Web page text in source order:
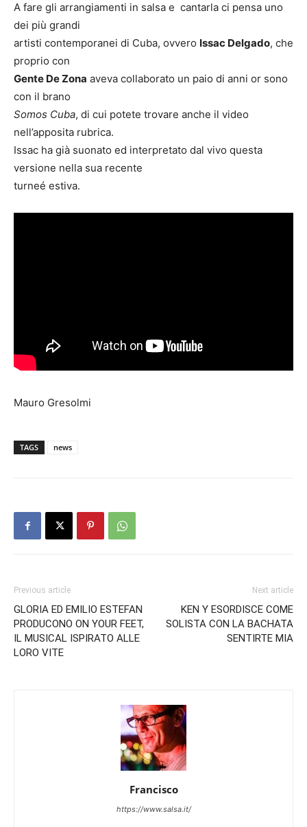
A fare gli arrangiamenti in salsa e cantarla ci pensa uno
dei più grandi
artisti contemporanei di Cuba, ovvero Issac Delgado, che
proprio con
Gente De Zona aveva collaborato un paio di anni or sono
con il brano
Somos Cuba, di cui potete trovare anche il video
nell’apposita rubrica.
Issac ha già suonato ed interpretato dal vivo questa
versione nella sua recente
turneé estiva.
Mauro Gresolmi
TAGS news
Previous article
GLORIA ED EMILIO ESTEFAN
PRODUCONO ON YOUR FEET,
IL MUSICAL ISPIRATO ALLE
LORO VITE
Next article
KEN Y ESORDISCE COME
SOLISTA CON LA BACHATA
SENTIRTE MIA
Francisco
https://www.salsa.it/